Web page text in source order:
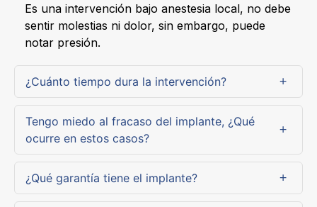
Es una intervención bajo anestesia local, no debe
sentir molestias ni dolor, sin embargo, puede
notar presión.
¿Cuánto tiempo dura la intervención?
Tengo miedo al fracaso del implante, ¿Qué
ocurre en estos casos?
¿Qué garantía tiene el implante?